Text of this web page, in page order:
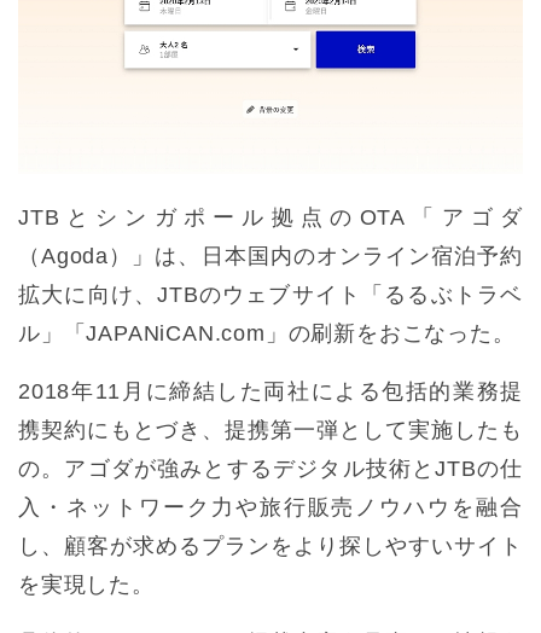
JTBとシンガポール拠点のOTA「アゴダ
（Agoda）」は、日本国内のオンライン宿泊予約
拡大に向け、JTBのウェブサイト「るるぶトラベ
ル」「JAPANiCAN.com」の刷新をおこなった。
2018年11月に締結した両社による包括的業務提
携契約にもとづき、提携第一弾として実施したも
の。アゴダが強みとするデジタル技術とJTBの仕
入・ネットワーク力や旅行販売ノウハウを融合
し、顧客が求めるプランをより探しやすいサイト
を実現した。